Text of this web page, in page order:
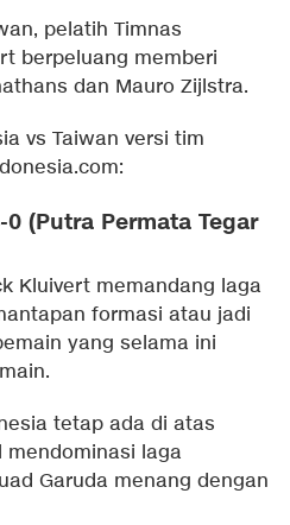
pelatih Timnas
berpeluang memberi
dan Mauro Zijlstra.
vs Taiwan versi tim
(Putra Permata Tegar
Kluivert memandang laga
formasi atau jadi
yang selama ini
tetap ada di atas
mendominasi laga
Garuda menang dengan